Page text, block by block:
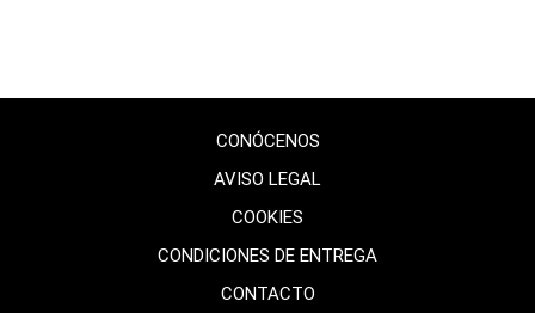
CONÓCENOS
AVISO LEGAL
COOKIES
CONDICIONES DE ENTREGA
CONTACTO